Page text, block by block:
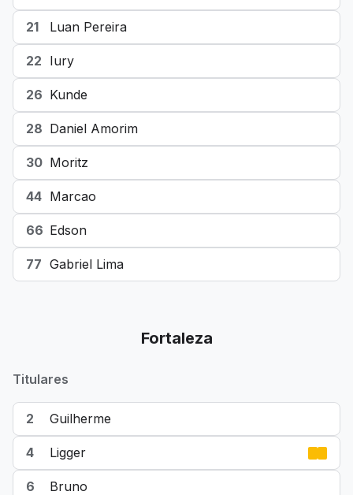
21 Luan Pereira
22 Iury
26 Kunde
28 Daniel Amorim
30 Moritz
44 Marcao
66 Edson
77 Gabriel Lima
Fortaleza
Titulares
2 Guilherme
4 Ligger
6 Bruno